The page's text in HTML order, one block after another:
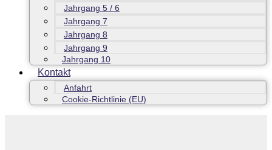
Jahrgang 5 / 6
Jahrgang 7
Jahrgang 8
Jahrgang 9
Jahrgang 10
Kontakt
Anfahrt
Cookie-Richtlinie (EU)